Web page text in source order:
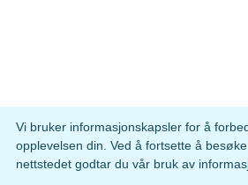
Vi bruker informasjonskapsler for å
opplevelsen din. Ved å fortsette å
nettstedet godtar du vår bruk av